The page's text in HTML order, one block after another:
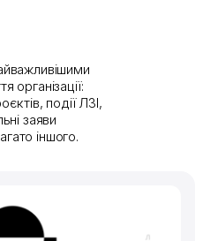
організації:
події ЛЗІ,
заяви
іншого.